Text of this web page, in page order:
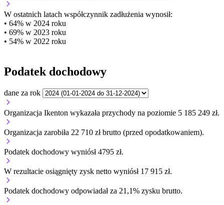
W ostatnich latach współczynnik zadłużenia wynosił:
• 64% w 2024 roku
• 69% w 2023 roku
• 54% w 2022 roku
Podatek dochodowy
dane za rok
Organizacja Ikenton wykazała przychody na poziomie 5 185 249 zł.
Organizacja zarobiła 22 710 zł brutto (przed opodatkowaniem).
Podatek dochodowy wyniósł 4795 zł.
W rezultacie osiągnięty zysk netto wyniósł 17 915 zł.
Podatek dochodowy odpowiadał za 21,1% zysku brutto.